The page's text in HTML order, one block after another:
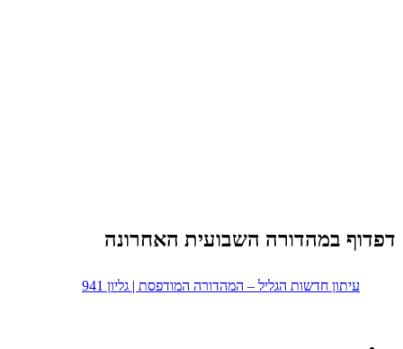
דפדוף במהדורה השבועית האחרונה
עיתון חדשות הגליל – המהדורה המודפסת | גליון 941